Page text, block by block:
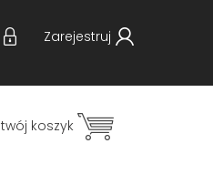
Zarejestruj
twój koszyk